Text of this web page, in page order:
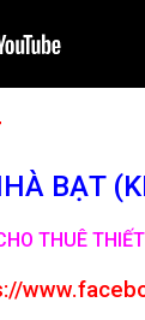
BẠT
THUÊ